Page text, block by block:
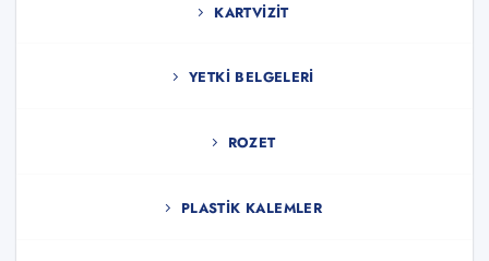
KARTVIZIT
YETKI BELGELERI
ROZET
PLASTIK KALEMLER